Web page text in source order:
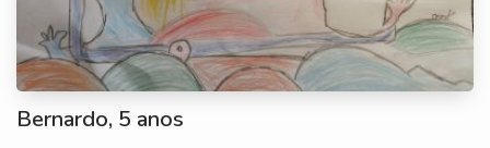
Bernardo, 5 anos